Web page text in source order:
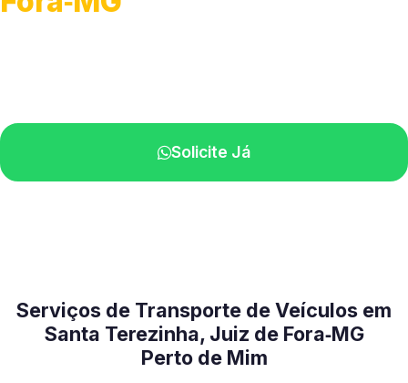
Solicite Já
Serviços de Transporte de Veículos em
Santa Terezinha, Juiz de Fora‑MG
Perto de Mim